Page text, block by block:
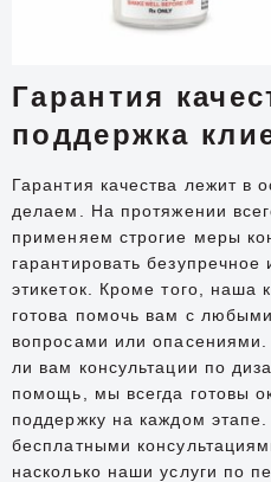
Гарантия
поддержка
Гарантия качества лежит в
делаем. На протяжении
применяем строгие меры
гарантировать
этикеток. Кроме того, наша
готова помочь вам с
вопросами или
ли вам консультации по
помощь, мы всегда готовы
поддержку на каждом
бесплатными
насколько наши услуги по